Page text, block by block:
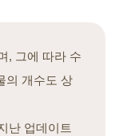
, 그에 따라 수
의 개수도 상
난 업데이트